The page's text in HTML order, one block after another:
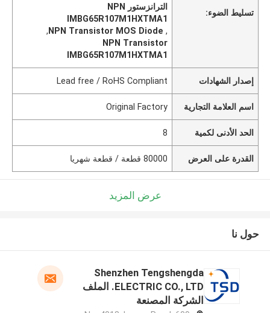
تسليط الضوء:
الترانزستور NPN
IMBG65R107M1HXTMA1
,
NPN Transistor MOS Diode
,
NPN Transistor
IMBG65R107M1HXTMA1
إصدار الشهادات Lead free / RoHS Compliant
اسم العلامة التجارية Original Factory
الحد الأدنى لكمية 8
القدرة على العرض 80000 قطعة / قطعة شهريا
عرض المزيد
حول نا
Shenzhen Tengshengda
ELECTRIC CO., LTD. الملف
الشركة المصنعة